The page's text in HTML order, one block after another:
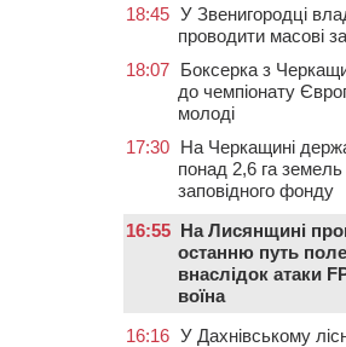
18:45 У Звенигородці
проводити масові
18:07 Боксерка з
до чемпіонату
молоді
17:30 На Черкащині
понад 2,6 га
заповідного фонду
16:55 На Лисянщині
останню путь
внаслідок атаки
воїна
16:16 У Дахнівському